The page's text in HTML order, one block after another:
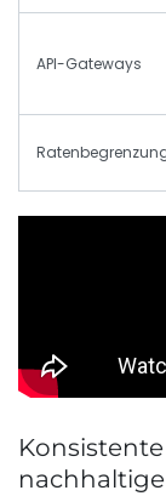
API-Gateways